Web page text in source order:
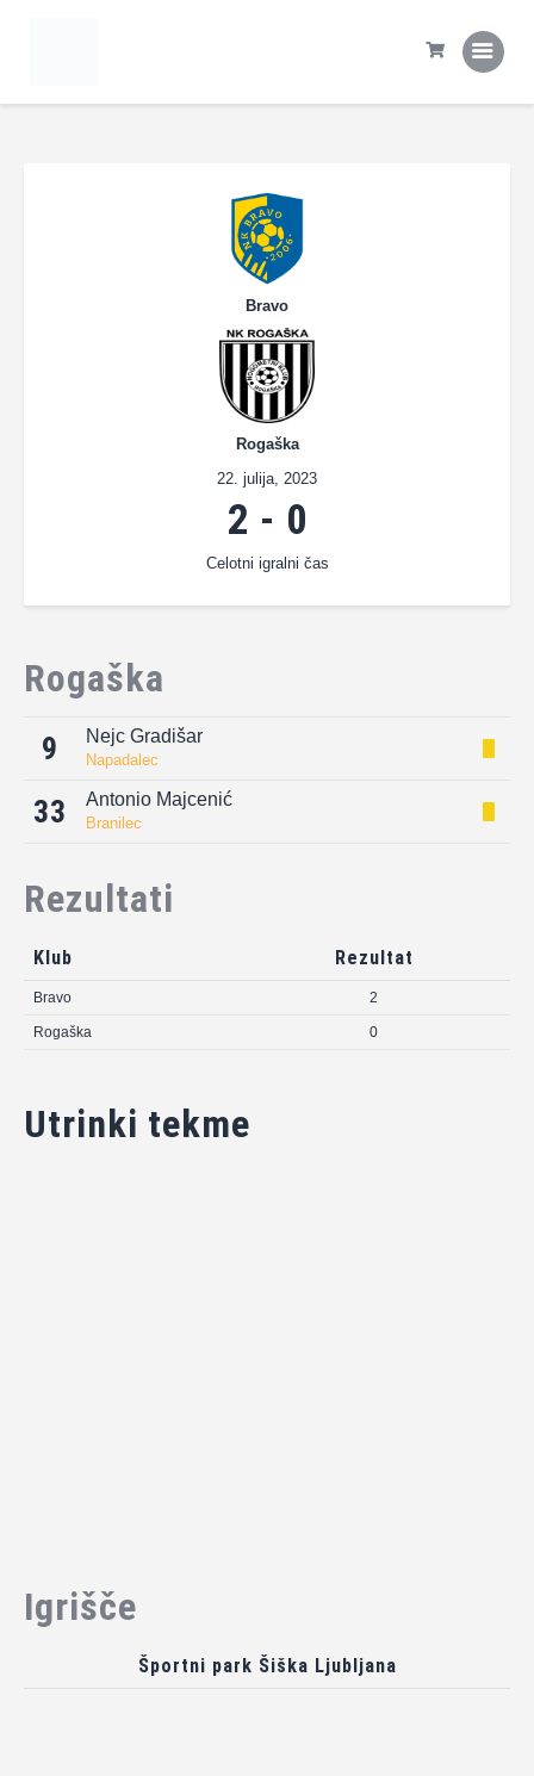
Statistika
Šola NK Rogaška
Bravo
Rogaška
22. julija, 2023
2 - 0
Celotni igralni čas
Rogaška
9 Nejc Gradišar
Napadalec
33 Antonio Majcenić
Branilec
Rezultati
Klub Rezultat
Bravo 2
Rogaška 0
Utrinki tekme
Igrišče
Športni park Šiška Ljubljana